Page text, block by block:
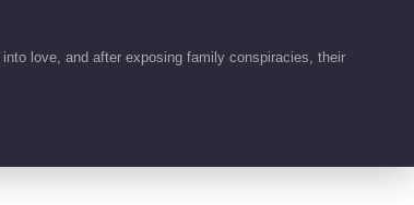
love, and after exposing family conspiracies, their